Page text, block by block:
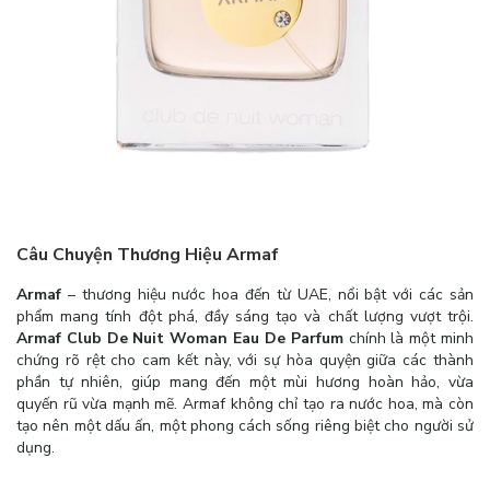
Câu Chuyện Thương Hiệu Armaf
Armaf – thương hiệu nước hoa đến từ UAE, nổi bật với các sản
phẩm mang tính đột phá, đầy sáng tạo và chất lượng vượt trội.
Armaf Club De Nuit Woman Eau De Parfum chính là một minh
chứng rõ rệt cho cam kết này, với sự hòa quyện giữa các thành
phần tự nhiên, giúp mang đến một mùi hương hoàn hảo, vừa
quyến rũ vừa mạnh mẽ. Armaf không chỉ tạo ra nước hoa, mà còn
tạo nên một dấu ấn, một phong cách sống riêng biệt cho người sử
dụng.